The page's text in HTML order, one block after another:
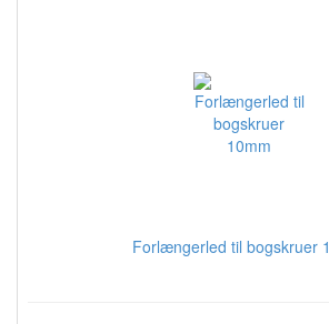
Forlængerled til bogskruer